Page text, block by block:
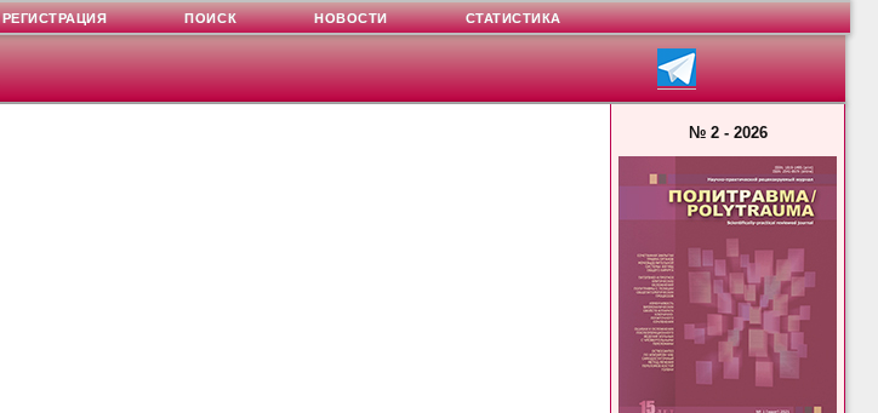
№ 2 - 2026
РЕГИСТРАЦИЯ ПОИСК НОВОСТИ СТАТИСТИКА